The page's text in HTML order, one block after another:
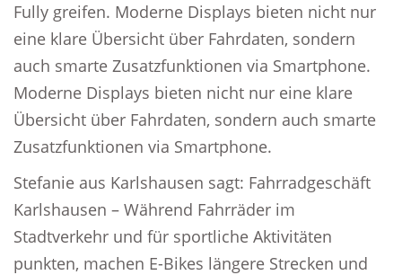
Fully greifen. Moderne Displays bieten nicht nur
eine klare Übersicht über Fahrdaten, sondern
auch smarte Zusatzfunktionen via Smartphone.
Moderne Displays bieten nicht nur eine klare
Übersicht über Fahrdaten, sondern auch smarte
Zusatzfunktionen via Smartphone.
Stefanie aus Karlshausen sagt: Fahrradgeschäft
Karlshausen – Während Fahrräder im
Stadtverkehr und für sportliche Aktivitäten
punkten, machen E-Bikes längere Strecken und